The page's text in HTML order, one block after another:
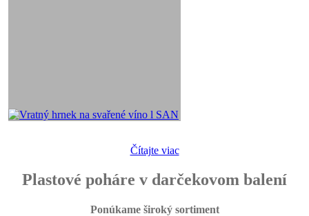
Čítajte viac
Plastové poháre v darčekovom balení
Ponúkame široký sortiment